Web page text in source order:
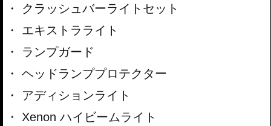
クラッシュバーライトセット
エキストラライト
ランプガード
ヘッドランププロテクター
アディションライト
Xenon ハイビームライト